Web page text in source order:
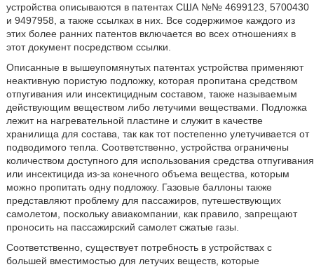
устройства описываются в патентах США №№ 4699123, 5700430
и 9497958, а также ссылках в них. Все содержимое каждого из
этих более ранних патентов включается во всех отношениях в
этот документ посредством ссылки.
Описанные в вышеупомянутых патентах устройства применяют
неактивную пористую подложку, которая пропитана средством
отпугивания или инсектицидным составом, также называемым
действующим веществом либо летучими веществами. Подложка
лежит на нагревательной пластине и служит в качестве
хранилища для состава, так как тот постепенно улетучивается от
подводимого тепла. Соответственно, устройства ограничены
количеством доступного для использования средства отпугивания
или инсектицида из-за конечного объема вещества, которым
можно пропитать одну подложку. Газовые баллоны также
представляют проблему для пассажиров, путешествующих
самолетом, поскольку авиакомпании, как правило, запрещают
проносить на пассажирский самолет сжатые газы.
Соответственно, существует потребность в устройствах с
большей вместимостью для летучих веществ, которые